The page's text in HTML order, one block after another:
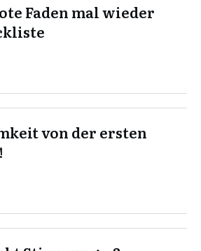
Faden mal wieder
von der ersten